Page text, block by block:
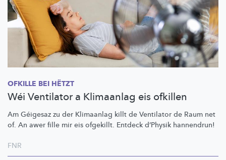
OFKILLE BEI HËTZT
Wéi Ventilator a Klimaanlag eis ofkillen
Am Géigesaz zu der Klimaanlag killt de Ventilator de Raum net
of. An awer fille mir eis ofgekillt. Entdeck d’Physik hannendrun!
FNR